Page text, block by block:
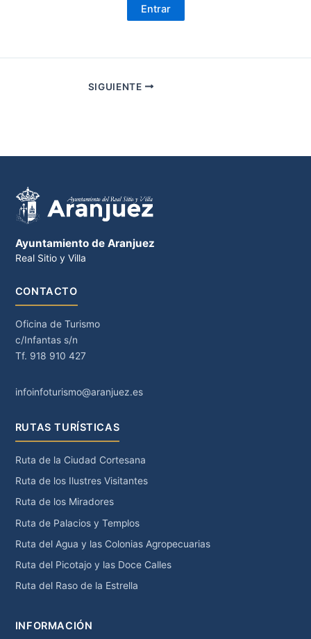
SIGUIENTE
Ayuntamiento de Aranjuez
Real Sitio y Villa
CONTACTO
Oficina de Turismo
c/Infantas s/n
Tf. 918 910 427
infoinfoturismo@aranjuez.es
RUTAS TURÍSTICAS
Ruta de la Ciudad Cortesana
Ruta de los Ilustres Visitantes
Ruta de los Miradores
Ruta de Palacios y Templos
Ruta del Agua y las Colonias Agropecuarias
Ruta del Picotajo y las Doce Calles
Ruta del Raso de la Estrella
INFORMACIÓN